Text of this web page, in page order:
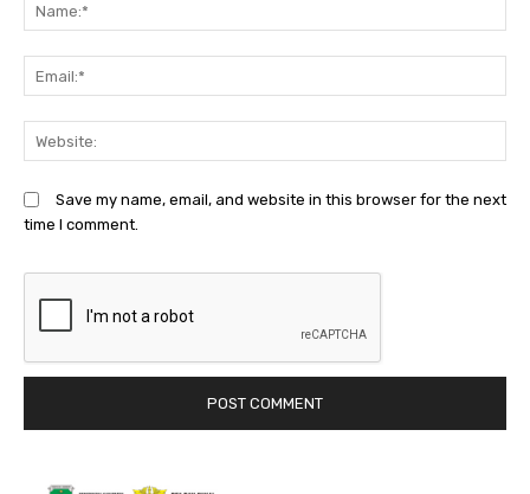
Save my name, email, and website in this browser for the next
time I comment.